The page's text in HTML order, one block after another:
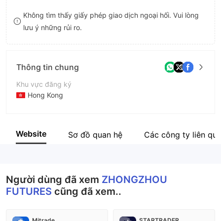
8
9
Không tìm thấy giấy phép giao dịch ngoại hối. Vui lòng
lưu ý những rủi ro.
Thông tin chung
Khu vực đăng ký
Hong Kong
Tên công ty
Website Sơ đồ quan hệ Các công ty liên
Người dùng đã xem ZHONGZHOU
FUTURES cũng đã xem..